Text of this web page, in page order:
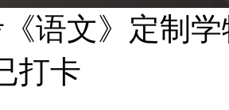
语文》定制
打卡